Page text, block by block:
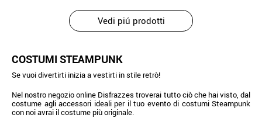
Vedi piú prodotti
COSTUMI STEAMPUNK
Se vuoi divertirti inizia a vestirti in stile retrò!
Nel nostro negozio online Disfrazzes troverai tutto ciò che hai visto, dal
costume agli accessori ideali per il tuo evento di costumi Steampunk
con noi avrai il costume più originale.